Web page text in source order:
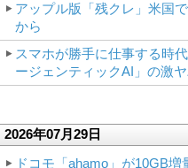
アップル版「残クレ」米国
から
スマホが勝手に仕事する時
ージェンティックAI」の激
2026年07月29日
ドコモ「ahamo」が10GB